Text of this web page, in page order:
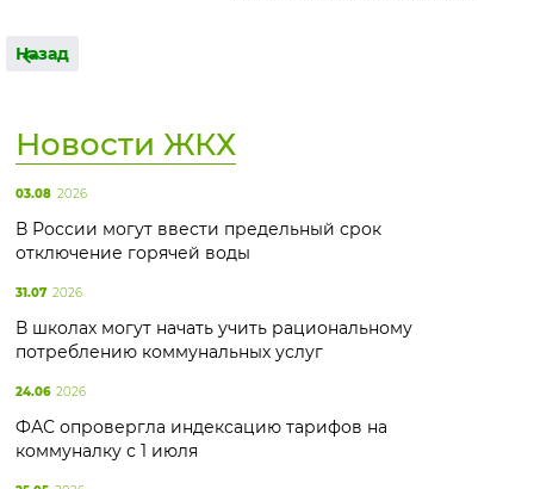
Назад
Новости ЖКХ
03.08 2026
В России могут ввести предельный срок
отключение горячей воды
31.07 2026
В школах могут начать учить рациональному
потреблению коммунальных услуг
24.06 2026
ФАС опровергла индексацию тарифов на
коммуналку с 1 июля